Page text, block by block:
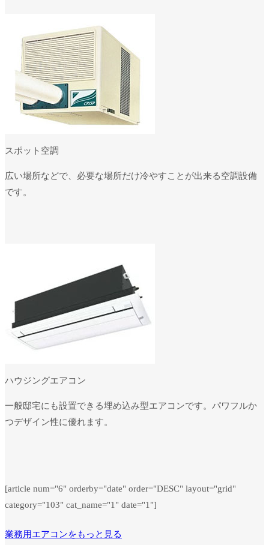
スポット空調
広い場所などで、必要な場所だけ冷やすことが出来る空調設備
です。
ハウジングエアコン
一般邸宅にも設置できる埋め込み型エアコンです。パワフルか
つデザイン性に優れます。
[article num="6" orderby="date" order="DESC" layout="grid"
category="103" cat_name="1" date="1"]
業務用エアコンをもっと見る